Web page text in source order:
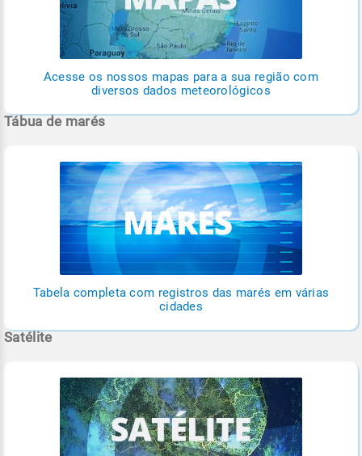
Acesse os nossos mapas para a sua região com
diversos dados meteorológicos
Tábua de marés
Tabela completa com registros das marés em várias
cidades
Satélite